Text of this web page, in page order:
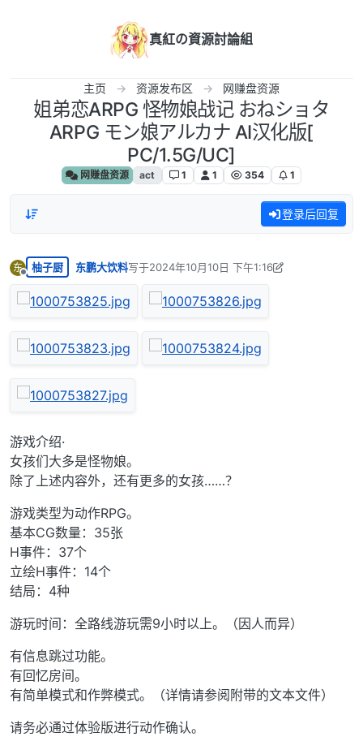
真紅の資源討論組
主页 资源发布区 网赚盘资源
姐弟恋ARPG 怪物娘战记 おねショタ
ARPG モン娘アルカナ AI汉化版[
PC/1.5G/UC]
网赚盘资源 act 1 1 354 1
登录后回复
东
离线
柚子厨 东鹏大饮料写于2024年10月10日 下午1:16
最后由 东鹏大饮料 编辑 2024年10月10日 上午
游戏介绍·
女孩们大多是怪物娘。
除了上述内容外，还有更多的女孩……？
游戏类型为动作RPG。
基本CG数量：35张
H事件：37个
立绘H事件：14个
结局：4种
游玩时间：全路线游玩需9小时以上。（因人而异）
有信息跳过功能。
有回忆房间。
有简单模式和作弊模式。（详情请参阅附带的文本文件）
请务必通过体验版进行动作确认。